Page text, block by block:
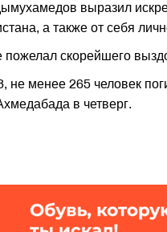
выразил
а также от себя
пожелал скорейшего
менее 265 человек
в четверг.